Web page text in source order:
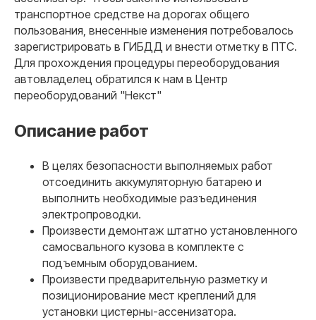
транспортное средстве на дорогах общего
пользования, внесенные изменения потребовалось
зарегистрировать в ГИБДД и внести отметку в ПТС.
Для прохождения процедуры переоборудования
автовладелец обратился к нам в Центр
переоборудований "Некст"
Описание работ
В целях безопасности выполняемых работ
отсоединить аккумуляторную батарею и
выполнить необходимые разъединения
электропроводки.
Произвести демонтаж штатно установленного
самосвального кузова в комплекте с
подъемным оборудованием.
Произвести предварительную разметку и
позиционирование мест креплений для
установки цистерны-ассенизатора.